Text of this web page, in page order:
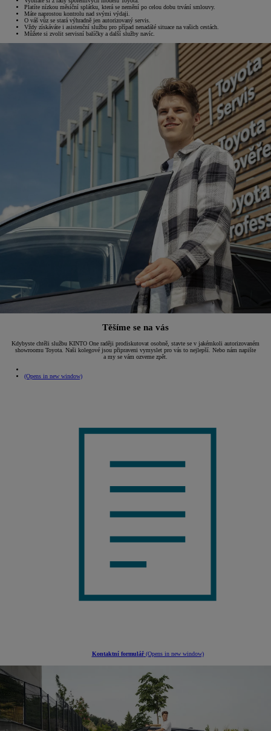
Platíte nízkou měsíční splátku, která se nemění po celou dobu trvání smlouvy.
Máte naprostou kontrolu nad svými výdaji.
O váš vůz se stará výhradně jen autorizovaný servis.
Vždy získáváte i asistenční službu pro případ nenadálé situace na vašich cestách.
Můžete si zvolit servisní balíčky a další služby navíc.
Těšíme se na vás
Kdybyste chtěli službu KINTO One raději prodiskutovat osobně, stavte se v jakémkoli autorizovaném
showroomu Toyota. Naši kolegové jsou připraveni vymyslet pro vás to nejlepší. Nebo nám napište
a my se vám ozveme zpět.
(Opens in new window)
Kontaktní formulář(Opens in new window)